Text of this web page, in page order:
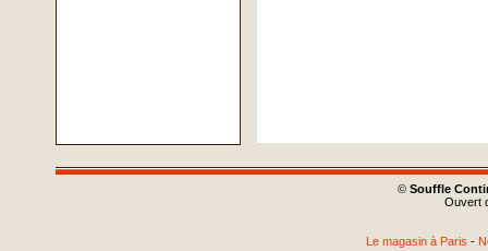
© Souffle
Ouvert
Le magasin à Paris -